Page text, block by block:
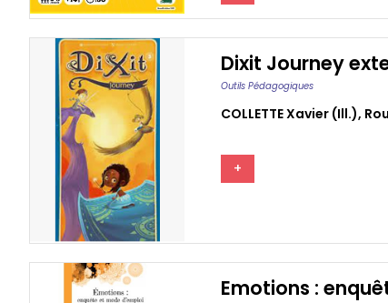
Dixit Journey
Outils Pédagogiques
COLLETTE Xavier (ill.),
+
Emotions :